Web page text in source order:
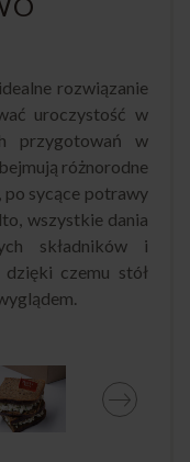
rozwiązanie
uroczystość w
przygotowań w
różnorodne
po sycące potrawy
wszystkie dania
składników i
czemu stół